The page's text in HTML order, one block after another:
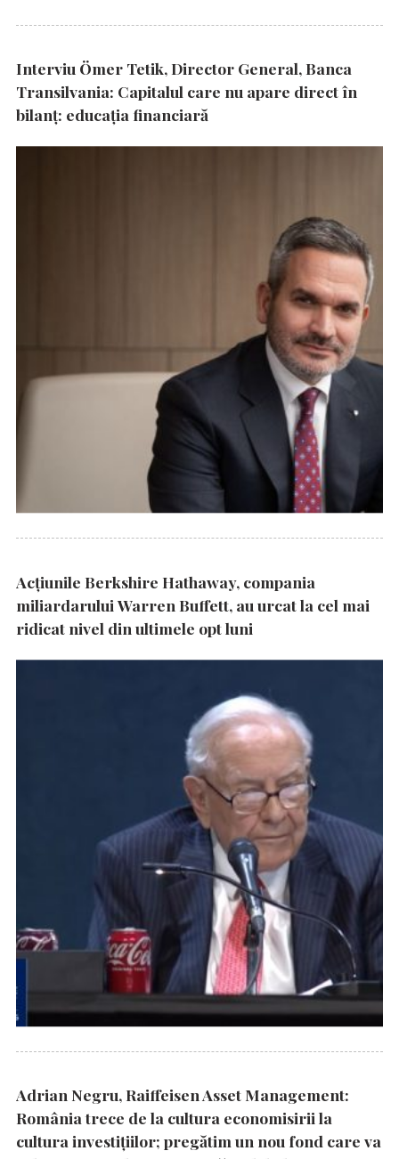
Interviu Ömer Tetik, Director General, Banca
Transilvania: Capitalul care nu apare direct în
bilanț: educația financiară
Acțiunile Berkshire Hathaway, compania
miliardarului Warren Buffett, au urcat la cel mai
ridicat nivel din ultimele opt luni
Adrian Negru, Raiffeisen Asset Management:
România trece de la cultura economisirii la
cultura investițiilor; pregătim un nou fond care va